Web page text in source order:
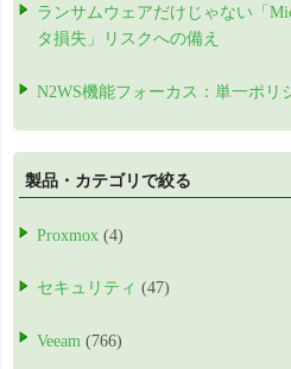
ランサムウェアだけじゃない「
タ損失」リスクへの備え
N2WS機能フォーカス：単一ポリ
製品・カテゴリで絞る
Proxmox (4)
セキュリティ (47)
Veeam (766)